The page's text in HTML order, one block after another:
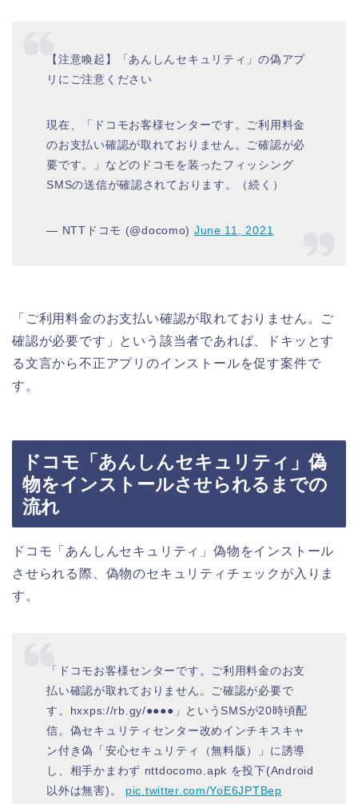
【注意喚起】「あんしんセキュリティ」の偽アプ
リにご注意ください
現在、「ドコモお客様センターです。ご利用料金
のお支払い確認が取れておりません。ご確認が必
要です。」などのドコモを装ったフィッシング
SMSの送信が確認されております。（続く）
— NTTドコモ (@docomo) June 11, 2021
「ご利用料金のお支払い確認が取れておりません。ご
確認が必要です」という該当者であれば、ドキッとす
る文言から不正アプリのインストールを促す案件で
す。
ドコモ「あんしんセキュリティ」偽
物をインストールさせられるまでの
流れ
ドコモ「あんしんセキュリティ」偽物をインストール
させられる際、偽物のセキュリティチェックが入りま
す。
「ドコモお客様センターです。ご利用料金のお支
払い確認が取れておりません。ご確認が必要で
す。hxxps://rb.gy/●●●●」というSMSが20時頃配
信。偽セキュリティセンター改めインチキスキャ
ン付き偽「安心セキュリティ（無料版）」に誘導
し、相手かまわず nttdocomo.apk を投下(Android
以外は無害)。 pic.twitter.com/YoE6JPTBep